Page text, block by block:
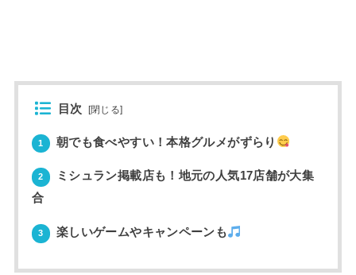
目次 [閉じる]
1 朝でも食べやすい！本格グルメがずらり
2
ミシュラン掲載店も！地元の人気17店舗が大集
合
3 楽しいゲームやキャンペーンも